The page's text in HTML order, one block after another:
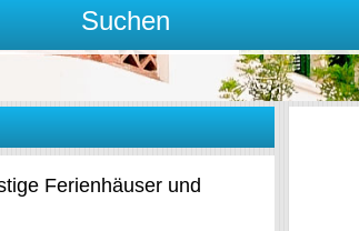
Suchen
Ferienhäuser und